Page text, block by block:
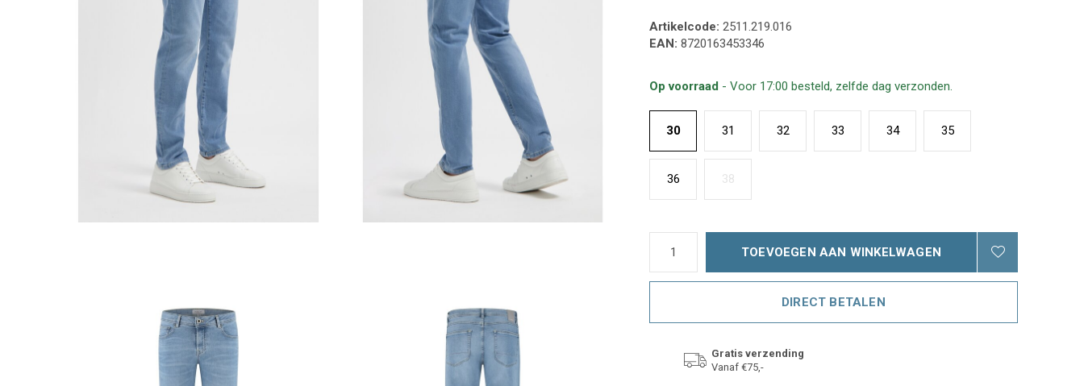
Artikelcode: 2511.219.016
EAN: 8720163453346
Op voorraad - Voor 17:00 besteld, zelfde dag verzonden.
30 31 32 33 34 35
36 38
TOEVOEGEN AAN WINKELWAGEN
DIRECT BETALEN
Gratis verzending
Vanaf €75,-